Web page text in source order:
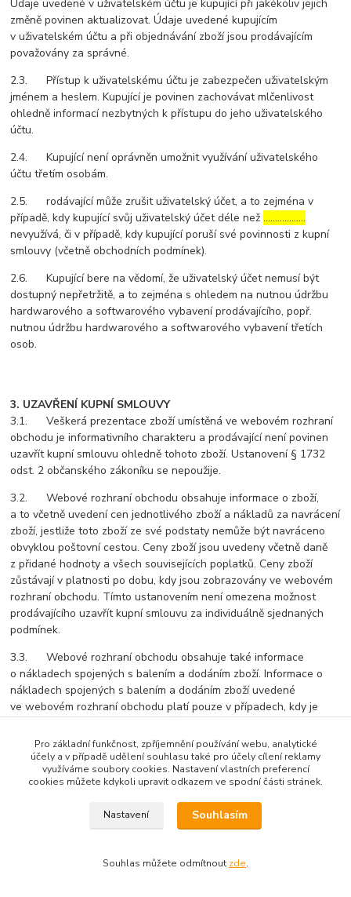
Údaje uvedené v uživatelském účtu je kupující při jakékoliv jejich
změně povinen aktualizovat. Údaje uvedené kupujícím
v uživatelském účtu a při objednávání zboží jsou prodávajícím
považovány za správné.
2.3. Přístup k uživatelskému účtu je zabezpečen uživatelským
jménem a heslem. Kupující je povinen zachovávat mlčenlivost
ohledně informací nezbytných k přístupu do jeho uživatelského
účtu.
2.4. Kupující není oprávněn umožnit využívání uživatelského
účtu třetím osobám.
2.5. rodávající může zrušit uživatelský účet, a to zejména v
případě, kdy kupující svůj uživatelský účet déle než………………
nevyužívá, či v případě, kdy kupující poruší své povinnosti z kupní
smlouvy (včetně obchodních podmínek).
2.6. Kupující bere na vědomí, že uživatelský účet nemusí být
dostupný nepřetržitě, a to zejména s ohledem na nutnou údržbu
hardwarového a softwarového vybavení prodávajícího, popř.
nutnou údržbu hardwarového a softwarového vybavení třetích
osob.
3. UZAVŘENÍ KUPNÍ SMLOUVY
3.1. Veškerá prezentace zboží umístěná ve webovém rozhraní
obchodu je informativního charakteru a prodávající není povinen
uzavřít kupní smlouvu ohledně tohoto zboží. Ustanovení § 1732
odst. 2 občanského zákoníku se nepoužije.
3.2. Webové rozhraní obchodu obsahuje informace o zboží,
a to včetně uvedení cen jednotlivého zboží a nákladů za navrácení
zboží, jestliže toto zboží ze své podstaty nemůže být navráceno
obvyklou poštovní cestou. Ceny zboží jsou uvedeny včetně daně
z přidané hodnoty a všech souvisejících poplatků. Ceny zboží
zůstávají v platnosti po dobu, kdy jsou zobrazovány ve webovém
rozhraní obchodu. Tímto ustanovením není omezena možnost
prodávajícího uzavřít kupní smlouvu za individuálně sjednaných
podmínek.
3.3. Webové rozhraní obchodu obsahuje také informace
o nákladech spojených s balením a dodáním zboží. Informace o
nákladech spojených s balením a dodáním zboží uvedené
ve webovém rozhraní obchodu platí pouze v případech, kdy je
3.4. Pro objednání zboží vyplní kupující objednávkový formulář
ve webovém rozhraní obchodu. Objednávkový formulář obsahuje
zejména informace o:
3.4.1. objednávaném zboží (objednávané zboží „vloží“ kupující do
elektronického nákupního košíku webového rozhraní obchodu),
3.4.2. způsobu úhrady kupní ceny zboží, údaje o požadovaném
způsobu doručení objednávaného zboží a
Pro základní funkčnost, zpříjemnění používání webu, analytické
účely a v případě udělení souhlasu také pro účely cílení reklamy
využíváme soubory cookies. Nastavení vlastních preferencí
cookies můžete kdykoli upravit odkazem ve spodní části stránek.
Nastavení Souhlasím
Souhlas můžete odmítnout zde.